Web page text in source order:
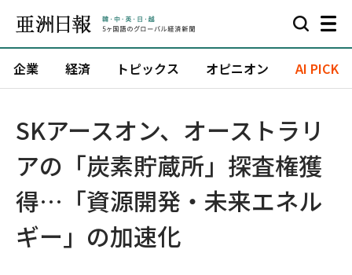
企業 経済 トピックス オピニオン AI PICK
SKアースオン、オーストラリ
アの「炭素貯蔵所」探査権獲
得…「資源開発・未来エネル
ギー」の加速化